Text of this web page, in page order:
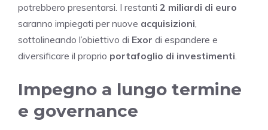
potrebbero presentarsi. I restanti 2 miliardi di euro
saranno impiegati per nuove acquisizioni
sottolineando l’obiettivo di Exor di espandere e
diversificare il proprio portafoglio di investimenti
Impegno a lungo termine
e governance